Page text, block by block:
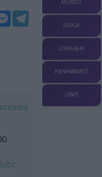
Messenger
Telegram
MUSEOT
JOOGA
LOMA-AJAT
PIENPANIMOT
UINTI